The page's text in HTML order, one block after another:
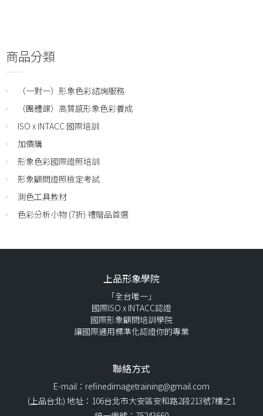
商品分類
（一對一）形象色彩諮詢服務
（團體課）高質感形象色彩養成
ISO x INTACC 國際培訓
加價購
形象色彩國際證照培訓
形象顧問證照檢定考試
測色工具教材
色彩分析小物 (7折) 禮贈品首選
上品形象學院
「全台唯一」
國際ISO x INTACC認證
國際形象顧問培訓學院
讓國際通用標準化認證你的專業
聯絡方式
E-mail：refinedimagetraining@gmail.com
(上品台北) 地址：106台北市大安區安和路2段213號7樓之1